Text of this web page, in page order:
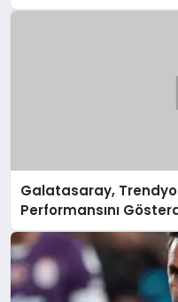
Galatasaray,
Performansını